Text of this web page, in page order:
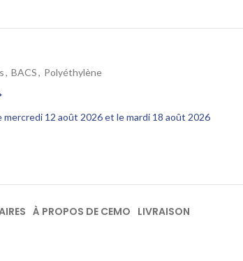
, BACS, Polyéthylène
12 août 2026 et le mardi 18 août 2026
À PROPOS DE CEMO LIVRAISON